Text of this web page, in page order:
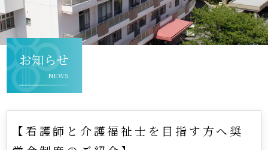
お知らせ
NEWS
【看護師と介護福祉士を目指す方へ奨